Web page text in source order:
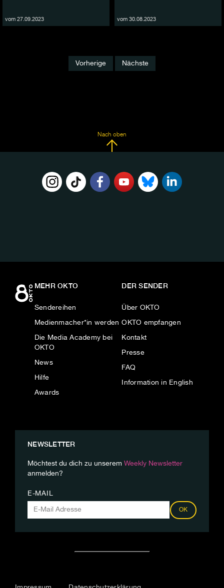
vom 27.09.2023 vom 30.08.2023
Vorherige Nächste
Nach oben
MEHR OKTO
Sendereihen
Medienmacher*in werden
Die Media Academy bei
OKTO
News
Hilfe
Awards
DER SENDER
Über OKTO
OKTO empfangen
Kontakt
Presse
FAQ
Information in English
NEWSLETTER
Möchtest du dich zu unserem Weekly Newsletter
anmelden?
E-MAIL
OK